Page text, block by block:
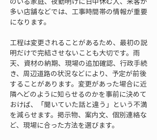
多い店舗などでは、工事時間帯の情報が重要
になります。
工程は変更されることがあるため、最初の説
明だけで完結させないことも大切です。雨
天、資材の納期、現場の追加確認、行政手続
き、周辺道路の状況などにより、予定が前後
することがあります。変更があった場合に近
隣へどのように知らせるのかを事前に決めて
おけば、「聞いていた話と違う」という不満
を減らせます。掲示物、案内文、個別連絡な
ど、現場に合った方法を選びます。